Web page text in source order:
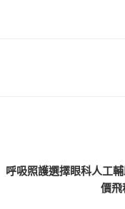
呼吸照護選擇眼科人工
價